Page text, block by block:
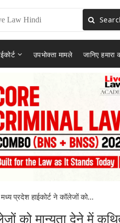
उपभोक्ता मामले जानिए हमारा
मध्य प्रदेश हाईकोर्ट ने कॉलेजों को...
को मान्यता देने में